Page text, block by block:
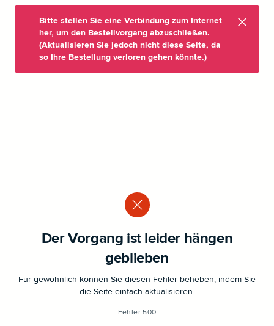
Bitte stellen Sie eine Verbindung zum Internet
her, um den Bestellvorgang abzuschließen.
(Aktualisieren Sie jedoch nicht diese Seite, da
so Ihre Bestellung verloren gehen könnte.)
Der Vorgang ist leider hängen
geblieben
Für gewöhnlich können Sie diesen Fehler beheben, indem Sie
die Seite einfach aktualisieren.
Fehler 500